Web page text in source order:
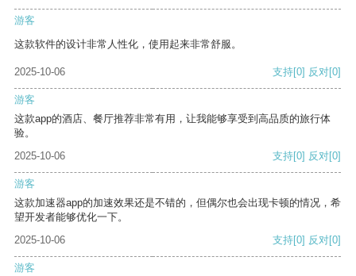
游客
这款软件的设计非常人性化，使用起来非常舒服。
2025-10-06 支持[0] 反对[0]
游客
这款app的酒店、餐厅推荐非常有用，让我能够享受到高品质的旅行体
验。
2025-10-06
支持[0] 反对[0]
游客
这款加速器app的加速效果还是不错的，但偶尔也会出现卡顿的情况，希
望开发者能够优化一下。
2025-10-06
支持[0] 反对[0]
游客